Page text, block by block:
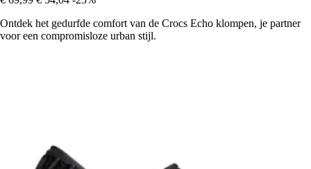
Ontdek het gedurfde comfort van de Crocs Echo klompen, je partner
voor een compromisloze urban stijl.